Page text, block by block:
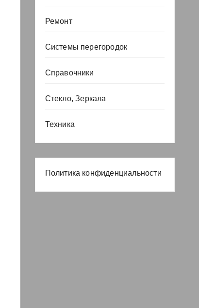
Ремонт
Системы перегородок
Справочники
Стекло, Зеркала
Техника
Политика конфиденциальности